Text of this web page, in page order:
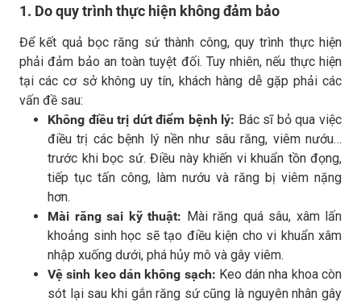
1. Do quy trình thực hiện không đảm bảo
Để kết quả bọc răng sứ thành công, quy trình thực hiện
phải đảm bảo an toàn tuyệt đối. Tuy nhiên, nếu thực hiện
tại các cơ sở không uy tín, khách hàng dễ gặp phải các
vấn đề sau:
Không điều trị dứt điểm bệnh lý: Bác sĩ bỏ qua việc
điều trị các bệnh lý nền như sâu răng, viêm nướu…
trước khi bọc sứ. Điều này khiến vi khuẩn tồn đọng,
tiếp tục tấn công, làm nướu và răng bị viêm nặng
hơn.
Mài răng sai kỹ thuật: Mài răng quá sâu, xâm lấn
khoảng sinh học sẽ tạo điều kiện cho vi khuẩn xâm
nhập xuống dưới, phá hủy mô và gây viêm.
Vệ sinh keo dán không sạch: Keo dán nha khoa còn
sót lại sau khi gắn răng sứ cũng là nguyên nhân gây